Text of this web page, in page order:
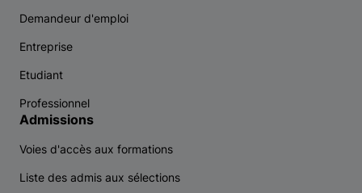
Demandeur d'emploi
Entreprise
Etudiant
Professionnel
Admissions
Voies d'accès aux formations
Liste des admis aux sélections